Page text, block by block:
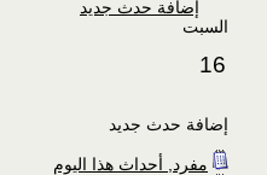
إضافة حدث جديد
السبت
16
إضافة حدث جديد
مفرد, أحداث هذا اليوم